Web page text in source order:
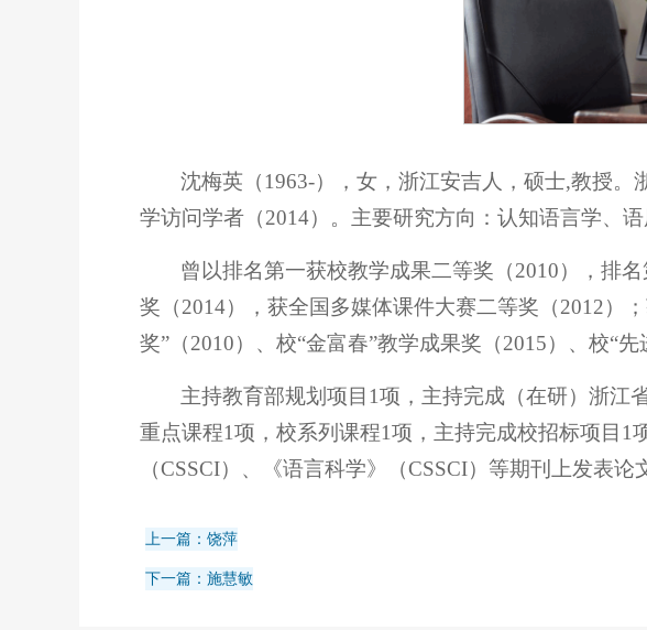
沈梅英（1963-），女，浙江安吉人，硕士,教授
学访问学者（2014）。主要研究方向：认知语言学、
曾以排名第一获校教学成果二等奖（2010），排
奖（2014），获全国多媒体课件大赛二等奖（2012）
奖”（2010）、校“金富春”教学成果奖（2015）、校“先
主持教育部规划项目1项，主持完成（在研）浙江
重点课程1项，校系列课程1项，主持完成校招标项目1
（CSSCI）、《语言科学》（CSSCI）等期刊上发表
上一篇：饶萍
下一篇：施慧敏